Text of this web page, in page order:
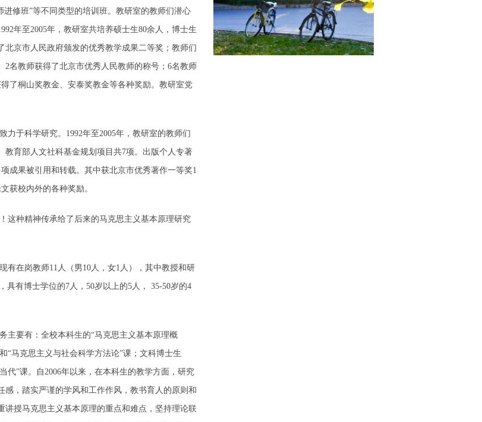
修班”等不同类型的培训班。教研室的教师们潜心
年至2005年，教研室共培养硕士生80余人，博士生
京市人民政府颁发的优秀教学成果二等奖；教师们
名教师获得了北京市优秀人民教师的称号；6名教师
了桐山奖教金、安泰奖教金等各种奖励。教研室党
于科学研究。1992年至2005年，教研室的教师们
育部人文社科基金规划项目共7项。出版个人专著
成果被引用和转载。其中获北京市优秀著作一等奖1
获校内外的各种奖励。
这种精神传承给了后来的马克思主义基本原理研究
有在岗教师11人（男10人，女1人），其中教授和研
具有博士学位的7人，50岁以上的5人， 35-50岁的4
主要有：全校本科生的“马克思主义基本原理概
“马克思主义与社会科学方法论”课；文科博士生
代”课。自2006年以来，在本科生的教学方面，研究
，踏实严谨的学风和工作作风，教书育人的原则和
授马克思主义基本原理的重点和难点，坚持理论联